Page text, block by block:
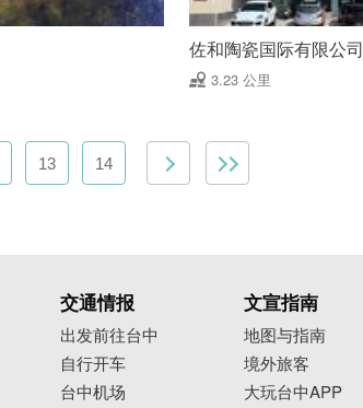
佐和陶瓷国际有限公司
3.23 公里
13 14
交通情报
出发前往台中
自行开车
台中机场
文宣指南
地图与指南
境外旅客
大玩台中APP